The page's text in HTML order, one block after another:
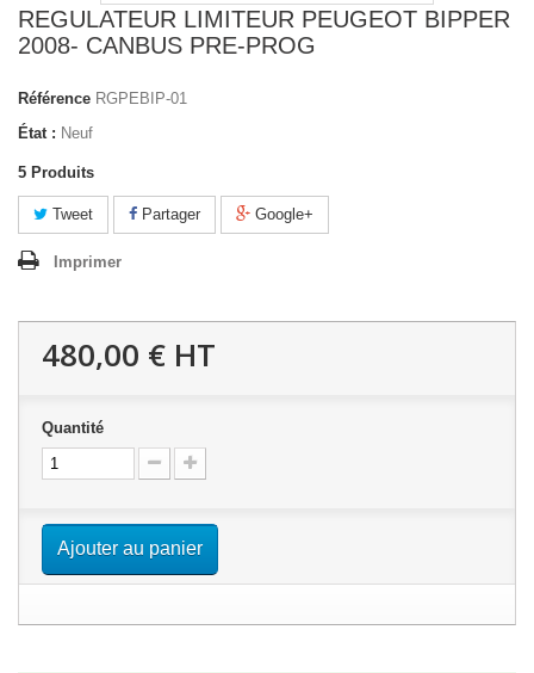
REGULATEUR LIMITEUR PEUGEOT BIPPER
2008- CANBUS PRE-PROG
Référence RGPEBIP-01
État : Neuf
5 Produits
Tweet Partager Google+
Imprimer
480,00 € HT
Quantité
Ajouter au panier